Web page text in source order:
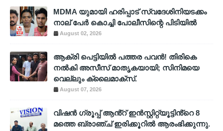
MDMA യുമായി ഹരിപ്പാട് സ്വദേശിനിയടക്കം
നാല് പേർ കൊച്ചി പോലീസിന്റെ പിടിയിൽ
August 02, 2026
ആക്രി പെട്ടിയിൽ പത്തര പവൻ! തിരികെ
നൽകി അസീസ് മാതൃകയായി; സിനിമയെ
വെല്ലും ക്ലൈമാക്സ്.
August 07, 2026
വിഷൻ ഗ്രൂപ്പ് ആൻ്റ് ഇൻസ്റ്റിറ്റ്യൂട്ടിൻ്റെ 8
മത്തെ ബ്രാഞ്ച് ഇരിക്കൂറിൽ ആരംഭിക്കുന്നു.